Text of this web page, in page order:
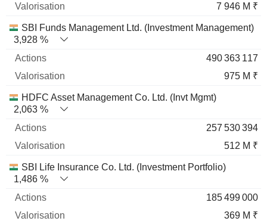
7 946 M ₹
SBI Funds Management Ltd. (Investment Management)
3,928 %
490 363 117
975 M ₹
HDFC Asset Management Co. Ltd. (Invt Mgmt)
2,063 %
257 530 394
512 M ₹
SBI Life Insurance Co. Ltd. (Investment Portfolio)
1,486 %
185 499 000
369 M ₹